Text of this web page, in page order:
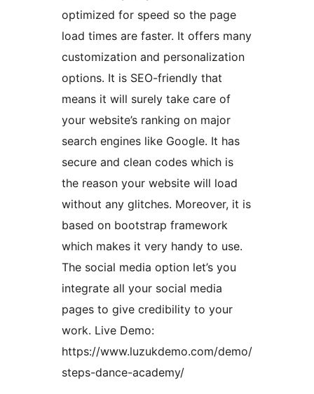
optimized for speed so the page
load times are faster. It offers many
customization and personalization
options. It is SEO-friendly that
means it will surely take care of
your website’s ranking on major
search engines like Google. It has
secure and clean codes which is
the reason your website will load
without any glitches. Moreover, it is
based on bootstrap framework
which makes it very handy to use.
The social media option let’s you
integrate all your social media
pages to give credibility to your
work. Live Demo:
https://www.luzukdemo.com/demo/
steps-dance-academy/